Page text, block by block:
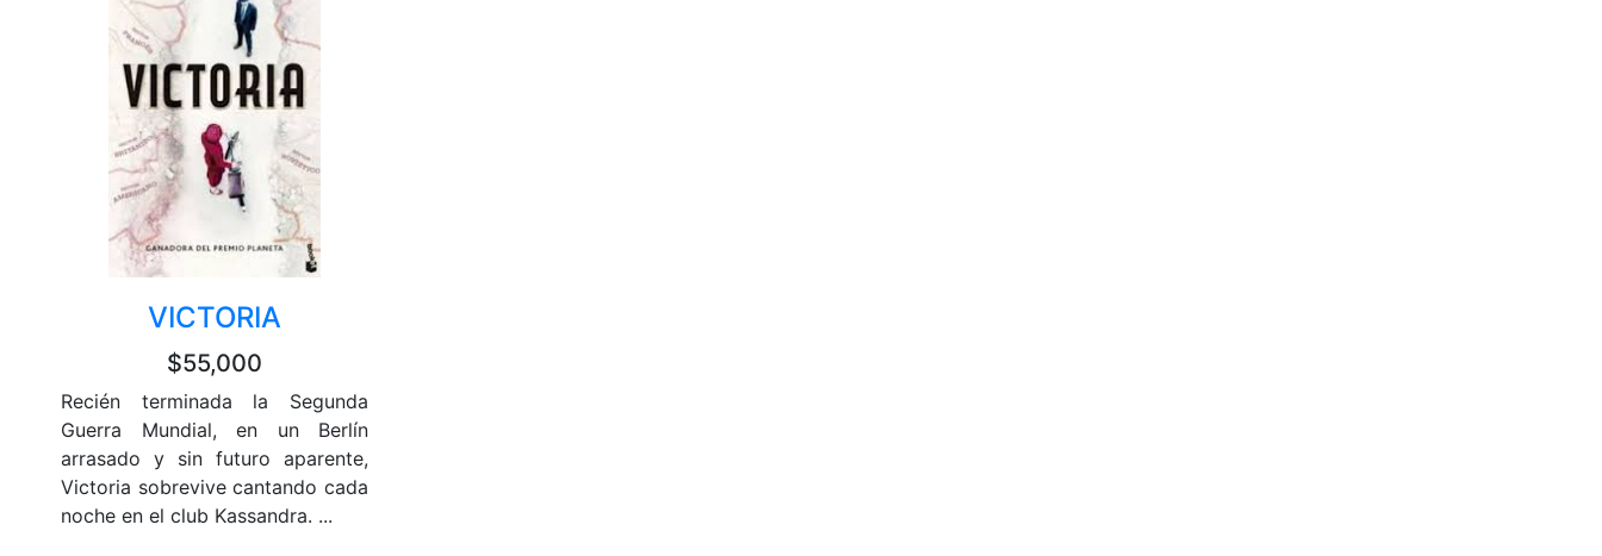
VICTORIA
$55,000
Recién terminada la Segunda
Guerra Mundial, en un Berlín
arrasado y sin futuro aparente,
Victoria sobrevive cantando cada
noche en el club Kassandra. ...